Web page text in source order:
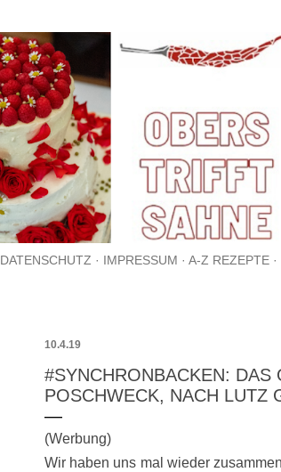
DATENSCHUTZ IMPRESSUM A-Z REZEPTE
10.4.19
#SYNCHRONBACKEN: DAS
POSCHWECK, NACH LUTZ
(Werbung)
Wir haben uns mal wieder